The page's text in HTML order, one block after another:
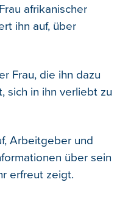
afrikanischer
ihn auf, über
Frau, die ihn dazu
sich in ihn verliebt zu
Arbeitgeber und
über sein
erfreut zeigt.